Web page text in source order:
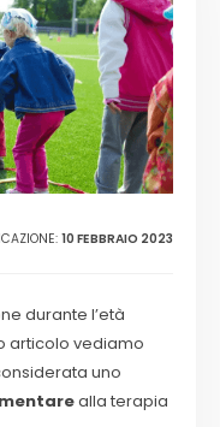
10 FEBBRAIO 2023
durante l’età
articolo vediamo
uno
alla terapia